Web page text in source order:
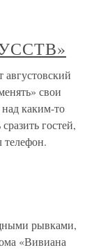
свои
каким-то
гостей,
телефон.
рывками,
«Вивиана